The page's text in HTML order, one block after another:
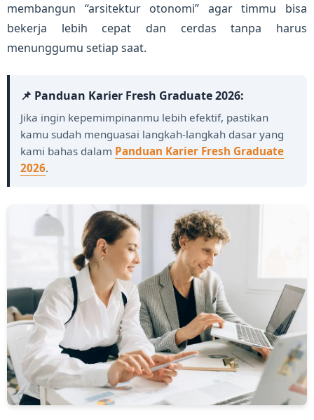
membangun “arsitektur otonomi” agar timmu bisa
bekerja lebih cepat dan cerdas tanpa harus
menunggumu setiap saat.
📌 Panduan Karier Fresh Graduate 2026:
Jika ingin kepemimpinanmu lebih efektif, pastikan
kamu sudah menguasai langkah-langkah dasar yang
kami bahas dalam Panduan Karier Fresh Graduate
2026.